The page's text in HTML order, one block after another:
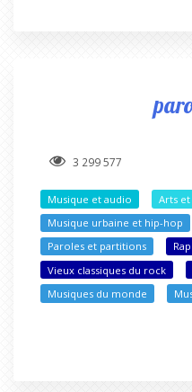
3 299 577
Musique et audio
Arts
Musique urbaine et hip-hop
Paroles et partitions
Vieux classiques du rock
Musiques du monde